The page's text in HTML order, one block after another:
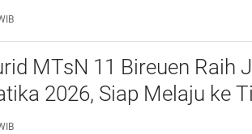
ke Tingkat Nasional
MTsN 11 Bireuen Raih
2026, Siap Melaju ke